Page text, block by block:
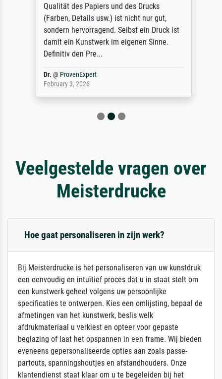
Qualität des Papiers und des Drucks
(Farben, Details usw.) ist nicht nur gut,
sondern hervorragend. Selbst ein Druck ist
damit ein Kunstwerk im eigenen Sinne.
Definitiv den Pre...
Dr.@ProvenExpert
February 3, 2026
Veelgestelde vragen over
Meisterdrucke
Hoe gaat personaliseren in zijn werk?
Bij Meisterdrucke is het personaliseren van uw kunstdruk
een eenvoudig en intuïtief proces dat u in staat stelt om
een kunstwerk geheel volgens uw persoonlijke
specificaties te ontwerpen. Kies een omlijsting, bepaal de
afmetingen van het kunstwerk, beslis welk
afdrukmateriaal u verkiest en opteer voor gepaste
beglazing of laat het opspannen in een frame. Wij bieden
eveneens gepersonaliseerde opties aan zoals passe-
partouts, spanningshoutjes en afstandhouders. Onze
klantendienst staat klaar om u te begeleiden bij het